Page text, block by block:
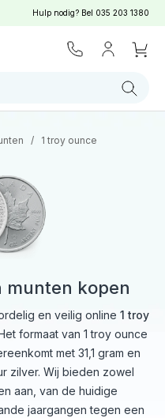
Hulp nodig? Bel 035 203 1380
/ 1 troy ounce
munten kopen
en veilig online 1 troy
formaat van 1 troy ounce
met 31,1 gram en
zilver. Wij bieden zowel
aan, van de huidige
jaargangen tegen een